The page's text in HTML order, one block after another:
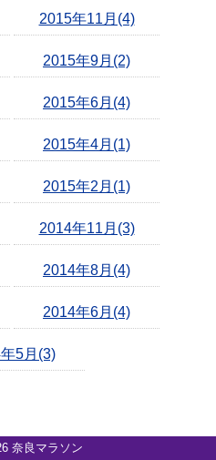
2015年11月(4)
2015年9月(2)
2015年6月(4)
2015年4月(1)
2015年2月(1)
2014年11月(3)
2014年8月(4)
2014年6月(4)
5月(3)
奈良マラソン